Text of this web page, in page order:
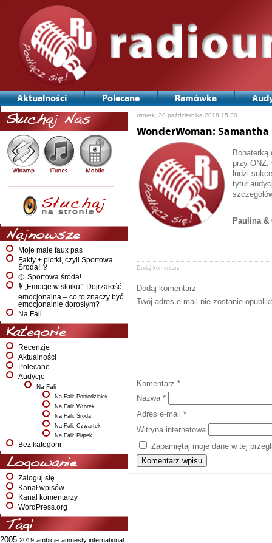
Aktualności Polecane Ramówka
Słuchaj Nas
Najnowsze
Moje małe faux pas
Fakty + plotki, czyli Sportowa
Środa! 🏅
🥎 Sportowa środa!
🎙️ „Emocje w słoiku”: Dojrzałość
emocjonalna – co to znaczy być
emocjonalnie dorosłym?
Na Fali
Kategorie
Recenzje
Aktualności
Polecane
Audycje
Na Fali
Na Fali: Poniedziałek
Na Fali: Wtorek
Na Fali: Środa
Na Fali: Czwartek
Na Fali: Piątek
Bez kategorii
Logowanie
Zaloguj się
Kanał wpisów
Kanał komentarzy
WordPress.org
Tagi
2005 2019 ambicje amnesty international
wtorek, 30 października 2018 15:30
WonderWoman: Samantha
Bohaterką
przy ONZ.
ludzi
tytuł
Paulina &
Dodaj komentarz
Dodaj komentarz
Twój adres e-mail nie zostanie
Komentarz *
Nazwa *
Adres e-mail *
Witryna internetowa
Zapamiętaj moje dane w tej